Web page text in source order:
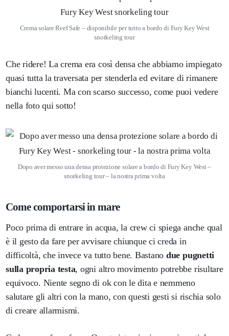
Crema solare Reef Safe – disponibile per tutto a bordo di Fury Key West
snorkeling tour
Che ridere! La crema era così densa che abbiamo impiegato
quasi tutta la traversata per stenderla ed evitare di rimanere
bianchi lucenti. Ma con scarso successo, come puoi vedere
nella foto qui sotto!
Dopo aver messo una densa protezione solare a bordo di Fury Key West –
snorkeling tour – la nostra prima volta
Come comportarsi in mare
Poco prima di entrare in acqua, la crew ci spiega anche qual
è il gesto da fare per avvisare chiunque ci creda in
difficoltà, che invece va tutto bene. Bastano due pugnetti
sulla propria testa, ogni altro movimento potrebbe risultare
equivoco. Niente segno di ok con le dita e nemmeno
salutare gli altri con la mano, con questi gesti si rischia solo
di creare allarmismi.